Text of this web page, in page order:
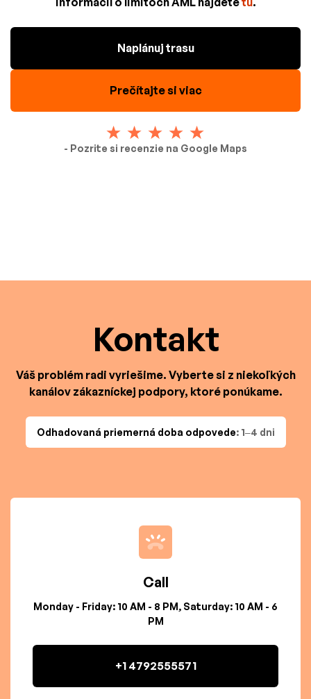
Naplánuj trasu
Prečítajte si viac
- Pozrite si recenzie na Google Maps
Kontakt
Váš problém radi vyriešime. Vyberte si z niekoľkých
kanálov zákazníckej podpory, ktoré ponúkame.
Odhadovaná priemerná doba odpovede: 1–4 dni
Call
Monday - Friday: 10 AM - 8 PM, Saturday: 10 AM - 6
PM
+1 4792555571